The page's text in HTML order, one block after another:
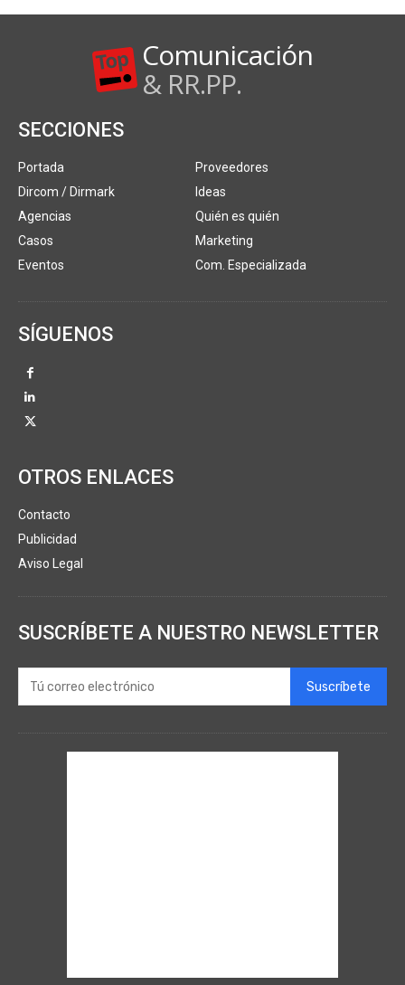
Comunicación
& RR.PP.
SECCIONES
Portada
Dircom / Dirmark
Agencias
Casos
Eventos
Proveedores
Ideas
Quién es quién
Marketing
Com. Especializada
SÍGUENOS
OTROS ENLACES
Contacto
Publicidad
Aviso Legal
SUSCRÍBETE A NUESTRO NEWSLETTER
Suscríbete